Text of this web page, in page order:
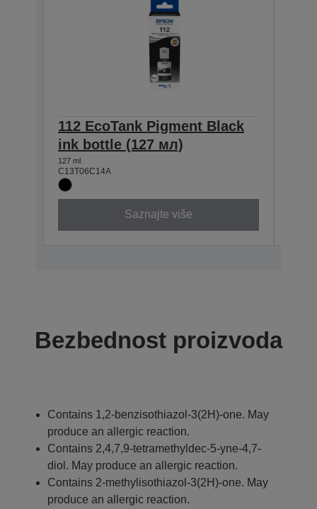
112 EcoTank Pigment Black
ink bottle (127 мл)
127 ml
C13T06C14A
Saznajte više
Bezbednost proizvoda
Contains 1,2-benzisothiazol-3(2H)-one. May
produce an allergic reaction.
Contains 2,4,7,9-tetramethyldec-5-yne-4,7-
diol. May produce an allergic reaction.
Contains 2-methylisothiazol-3(2H)-one. May
produce an allergic reaction.